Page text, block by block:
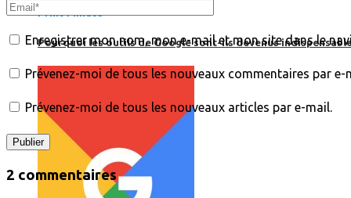
Print'Minute
Pourquoi les outils de Google sont-ils devenus
Enregistrer mon nom, mon e-mail et mon site dans le
Prévenez-moi de tous les nouveaux commentaires par e-
Prévenez-moi de tous les nouveaux articles par e-mail.
2 commentaires